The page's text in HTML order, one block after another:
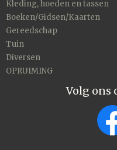
Kleding, hoeden en tassen
Boeken/Gidsen/Kaarten
Gereedschap
Tuin
Diversen
OPRUIMING
Volg ons